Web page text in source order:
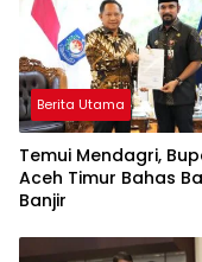
Berita Utama
Temui Mendagri,
Aceh Timur Bahas
Banjir